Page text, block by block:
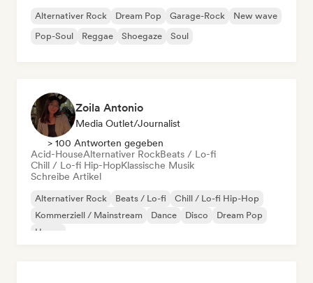
Alternativer Rock Dream Pop Garage-Rock
New wave
Pop-Soul
Reggae Shoegaze Soul
Zoila Antonio
Media Outlet/Journalist
> 100 Antworten gegeben
Acid-HouseAlternativer RockBeats / Lo-fi
Chill / Lo-fi Hip-HopKlassische Musik
Schreibe Artikel
Alternativer Rock Beats / Lo-fi
Chill / Lo-fi Hip-Hop
Kommerziell / Mainstream
Dance Disco
Dream Pop
House